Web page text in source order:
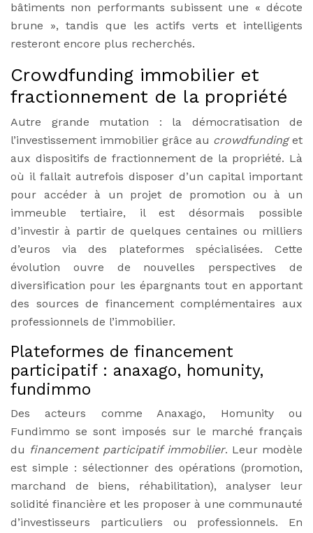
bâtiments non performants subissent une « décote
brune », tandis que les actifs verts et intelligents
resteront encore plus recherchés.
Crowdfunding immobilier et
fractionnement de la propriété
Autre grande mutation : la démocratisation de
l’investissement immobilier grâce au crowdfundinget
aux dispositifs de fractionnement de la propriété. Là
où il fallait autrefois disposer d’un capital important
pour accéder à un projet de promotion ou à un
immeuble tertiaire, il est désormais possible
d’investir à partir de quelques centaines ou milliers
d’euros via des plateformes spécialisées. Cette
évolution ouvre de nouvelles perspectives de
diversification pour les épargnants tout en apportant
des sources de financement complémentaires aux
professionnels de l’immobilier.
Plateformes de financement
participatif : anaxago, homunity,
fundimmo
Des acteurs comme Anaxago, Homunity ou
Fundimmo se sont imposés sur le marché français
du financement participatif immobilier. Leur modèle
est simple : sélectionner des opérations (promotion,
marchand de biens, réhabilitation), analyser leur
solidité financière et les proposer à une communauté
d’investisseurs particuliers ou professionnels. En